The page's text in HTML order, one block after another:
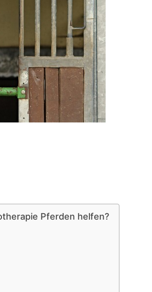
Pferden helfen?